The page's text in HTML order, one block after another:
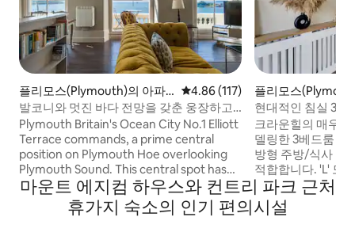
플리모스(Plymouth)의 아파
트
평점 4.86점(5점 만점), 후기 117
4.86 (117)
발코니와 멋진 바다 전망을 갖춘 웅장하고
역사적인 숙소
Plymouth Britain's Ocean City No.1 Elliott
Terrace commands, a prime central
position on Plymouth Hoe overlooking
Plymouth Sound. This central spot has
an unparalleled location to enjoy the
splendid ocean views with constantly
changing activity both on Plymouth
플리모스
현대적인 침실 3개
크라운힐의 매우
델링한 3베드룸 세
방형 주방/식사 공
적합합니다. 'L' 모
는 대형 프런트 룸. 적당한 크기의 완비된 가
족용 욕실이 있는
의 큰 침실. 더블 침대가 있는 작은 세 번째
마운트 에지컴 하우스와 컨트리 파크 근처
휴가지 숙소의 인기 편의시설